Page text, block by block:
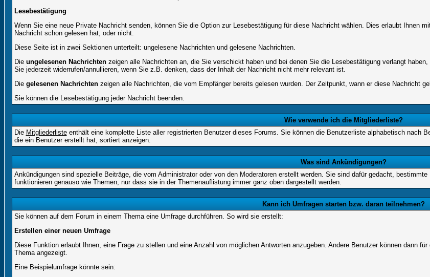
Lesebestätigung
Wenn Sie eine neue Private Nachricht senden, können Sie die Option zur Lesebestätigung für diese Nachricht wählen. Dies erlaubt Ihnen
Nachricht schon gelesen hat, oder nicht.
Diese Seite ist in zwei Sektionen unterteilt: ungelesene Nachrichten und gelesene Nachrichten.
Die ungelesenen Nachrichtenzeigen alle Nachrichten an, die Sie verschickt haben und bei denen Sie die Lesebestätigung verlangt
Sie jederzeit widerrufen/annullieren, wenn Sie z.B. denken, dass der Inhalt der Nachricht nicht mehr relevant ist.
Die gelesenen Nachrichtenzeigen alle Nachrichten, die vom Empfänger bereits gelesen wurden. Der Zeitpunkt, wann er diese Nachricht
Sie können die Lesebestätigung jeder Nachricht beenden.
Wie verwende ich die Mitgliederliste?
Die Mitgliederlisteenthält eine komplette Liste aller registrierten Benutzer dieses Forums. Sie können die Benutzerliste alphabetisch nach
die ein Benutzer erstellt hat, sortiert anzeigen.
Was sind Ankündigungen?
Ankündigungen sind spezielle Beiträge, die vom Administrator oder von den Moderatoren erstellt werden. Sie sind dafür gedacht,
funktionieren genauso wie Themen, nur dass sie in der Themenauflistung immer ganz oben dargestellt werden.
Kann ich Umfragen starten bzw. daran teilnehmen?
Sie können auf dem Forum in einem Thema eine Umfrage durchführen. So wird sie erstellt:
Erstellen einer neuen Umfrage
Diese Funktion erlaubt Ihnen, eine Frage zu stellen und eine Anzahl von möglichen Antworten anzugeben. Andere Benutzer können dann
Thema angezeigt.
Eine Beispielumfrage könnte sein: